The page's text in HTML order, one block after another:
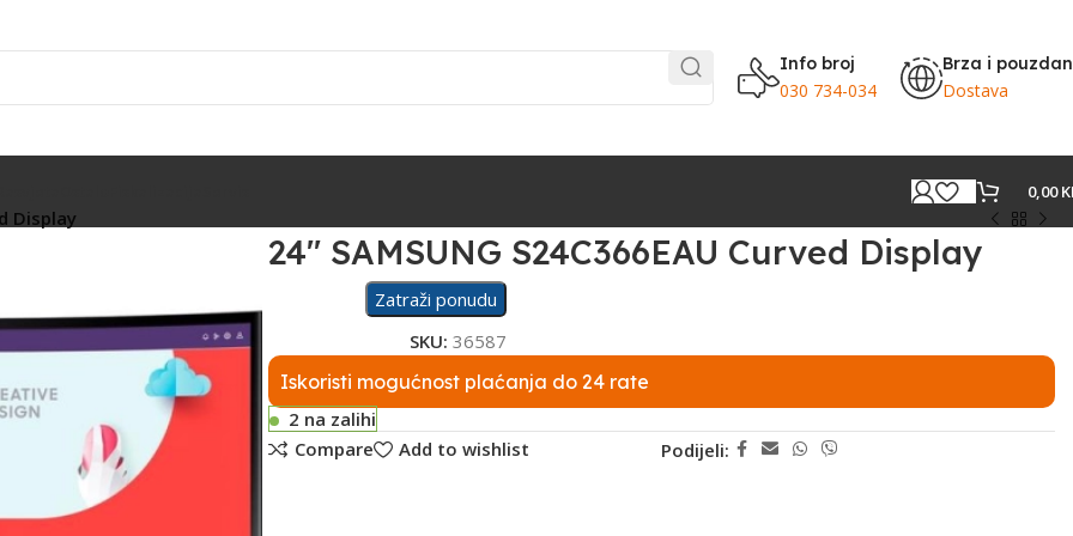
Info broj
030 734-034
Brza i
Dostava
0,00
Display
24″ SAMSUNG S24C366EAU Curved Display
Zatraži ponudu
SKU: 36587
Iskoristi mogućnost plaćanja do 24 rate
2 na zalihi
Compare
Add to wishlist Podijeli: